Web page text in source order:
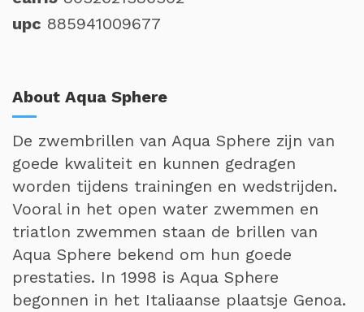
upc 885941009677
About Aqua Sphere
De zwembrillen van Aqua Sphere zijn van
goede kwaliteit en kunnen gedragen
worden tijdens trainingen en wedstrijden.
Vooral in het open water zwemmen en
triatlon zwemmen staan de brillen van
Aqua Sphere bekend om hun goede
prestaties. In 1998 is Aqua Sphere
begonnen in het Italiaanse plaatsje Genoa.